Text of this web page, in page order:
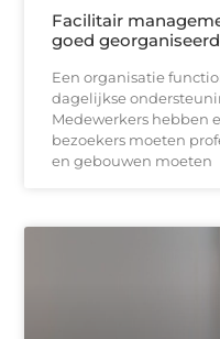
Facilitair
goed
Een organisatie
dagelijkse
Medewerkers hebben
bezoekers moeten
en gebouwen moeten